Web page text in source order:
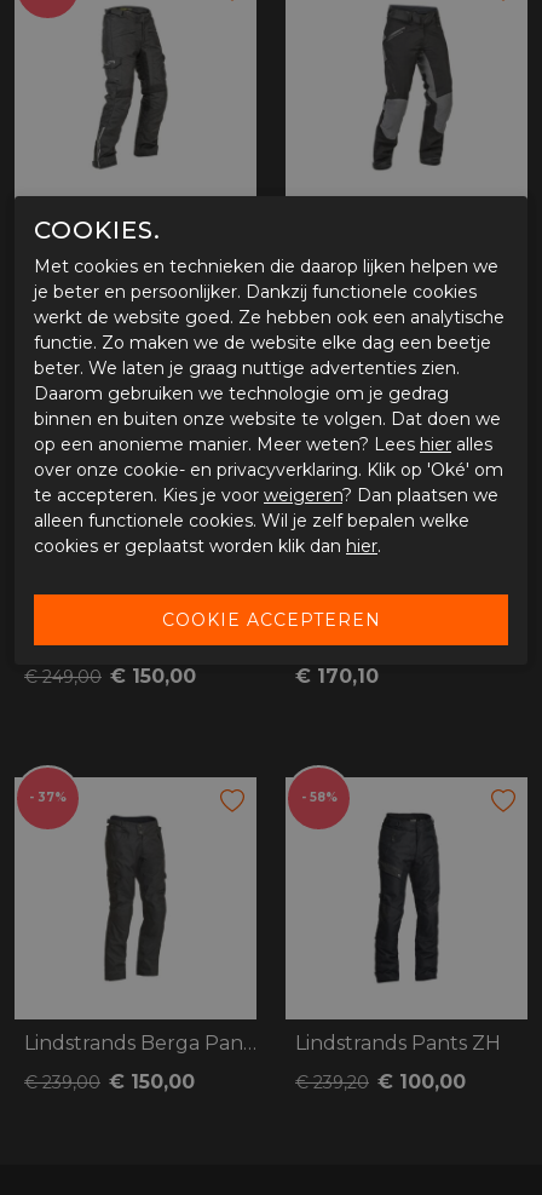
Lindstrands Borgvik
€ 189,00 € 161,10
€ 179,10
- 40%
€ 249,00 € 150,00
€ 170,10
- 37%
Lindstrands Berga Pants
€ 239,00 € 150,00
- 58%
Lindstrands Pants ZH
€ 239,20 € 100,00
COOKIES.
Met cookies en technieken die daarop lijken helpen we
je beter en persoonlijker. Dankzij functionele cookies
werkt de website goed. Ze hebben ook een analytische
functie. Zo maken we de website elke dag een beetje
beter. We laten je graag nuttige advertenties zien.
Daarom gebruiken we technologie om je gedrag
binnen en buiten onze website te volgen. Dat doen we
op een anonieme manier. Meer weten? Lees hier alles
over onze cookie- en privacyverklaring. Klik op 'Oké' om
te accepteren. Kies je voor weigeren? Dan plaatsen we
alleen functionele cookies. Wil je zelf bepalen welke
cookies er geplaatst worden klik dan hier.